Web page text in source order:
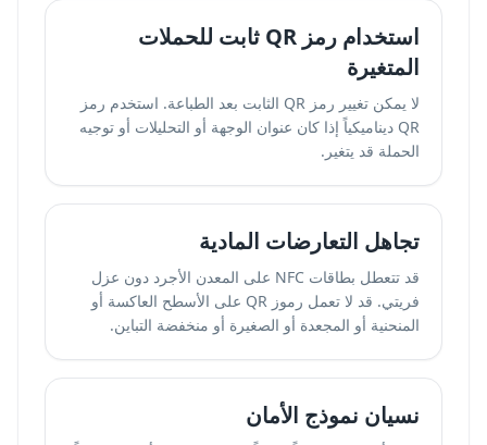
استخدام رمز QR ثابت للحملات
المتغيرة
لا يمكن تغيير رمز QR الثابت بعد الطباعة. استخدم رمز
QR ديناميكياً إذا كان عنوان الوجهة أو التحليلات أو توجيه
الحملة قد يتغير.
تجاهل التعارضات المادية
قد تتعطل بطاقات NFC على المعدن الأجرد دون عزل
فريتي. قد لا تعمل رموز QR على الأسطح العاكسة أو
المنحنية أو المجعدة أو الصغيرة أو منخفضة التباين.
نسيان نموذج الأمان